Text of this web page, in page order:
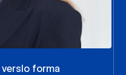
verslo forma